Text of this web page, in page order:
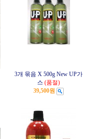
3개 묶음 X 500g New UP가
스 (품절)
39,500원